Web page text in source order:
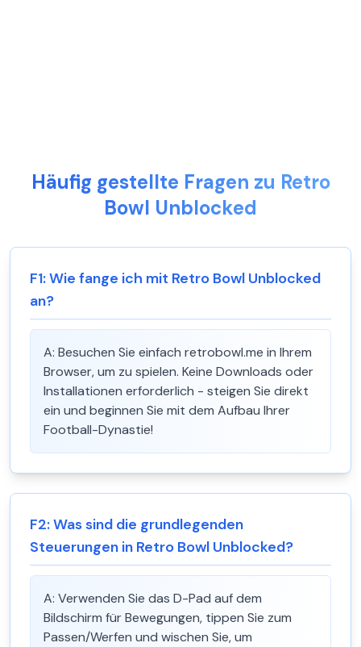
Häufig gestellte Fragen zu Retro
Bowl Unblocked
F1:Wie fange ich mit Retro Bowl Unblocked
an?
A: Besuchen Sie einfach retrobowl.me in Ihrem
Browser, um zu spielen. Keine Downloads oder
Installationen erforderlich - steigen Sie direkt
ein und beginnen Sie mit dem Aufbau Ihrer
Football-Dynastie!
F2:Was sind die grundlegenden
Steuerungen in Retro Bowl Unblocked?
A: Verwenden Sie das D-Pad auf dem
Bildschirm für Bewegungen, tippen Sie zum
Passen/Werfen und wischen Sie, um